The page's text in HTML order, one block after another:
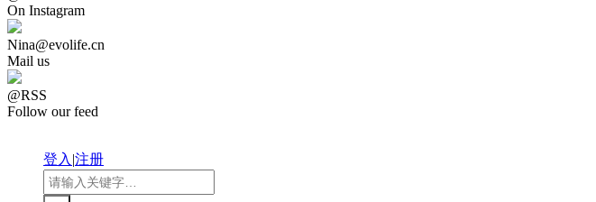
On Instagram
Nina@evolife.cn
Mail us
@RSS
Follow our feed
登入|注册